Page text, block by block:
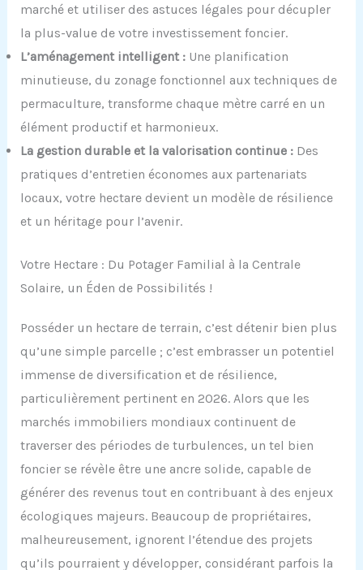
marché et utiliser des astuces légales pour décupler
la plus-value de votre investissement foncier.
L’aménagement intelligent :Une planification
minutieuse, du zonage fonctionnel aux techniques de
permaculture, transforme chaque mètre carré en un
élément productif et harmonieux.
La gestion durable et la valorisation continue :Des
pratiques d’entretien économes aux partenariats
locaux, votre hectare devient un modèle de résilience
et un héritage pour l’avenir.
Votre Hectare : Du Potager Familial à la Centrale
Solaire, un Éden de Possibilités !
Posséder un hectare de terrain, c’est détenir bien plus
qu’une simple parcelle ; c’est embrasser un potentiel
immense de diversification et de résilience,
particulièrement pertinent en 2026. Alors que les
marchés immobiliers mondiaux continuent de
traverser des périodes de turbulences, un tel bien
foncier se révèle être une ancre solide, capable de
générer des revenus tout en contribuant à des enjeux
écologiques majeurs. Beaucoup de propriétaires,
malheureusement, ignorent l’étendue des projets
qu’ils pourraient y développer, considérant parfois la